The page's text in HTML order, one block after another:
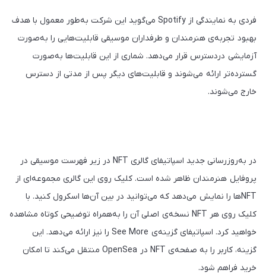
فردی به نمایندگی از Spotify می‌گوید این شرکت به‌طور معمول با هدف
بهبود تجربه‌ی هنرمندان و طرفداران موسیقی قابلیت‌هایی را به‌صورت
آزمایشی دردسترس قرار می‌دهد. شماری از این قابلیت‌ها به‌صورت
گسترده‌تر ارائه می‌شوند و قابلیت‌های دیگر پس از مدتی از دسترس
خارج می‌شوند.
در به‌روزرسانی جدید اسپاتیفای گالری NFT در زیر فهرست موسیقی در
پروفایل هنرمندان ظاهر شده است. کلیک روی این گالری مجموعه‌ای از
NFTها را نمایش می‌دهد که می‌توانید در بین آن‌ها اسکرول کنید. با
کلیک روی هر NFT نسخه‌ی اصلی آن را به‌همراه توضیحی کوتاه مشاهده
خواهید کرد. اسپاتیفای گزینه‌ی See More را نیز ارائه می‌دهد. این
گزینه، کاربر را به صفحه‌ی NFT در OpenSea منتقل می‌کند تا امکان
خرید فراهم شود.